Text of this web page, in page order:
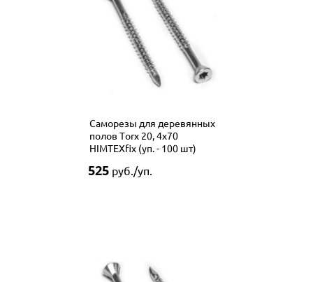
Саморезы для деревянных
полов Тorx 20, 4х70
HIMTEXfix (уп. - 100 шт)
525 руб./уп.